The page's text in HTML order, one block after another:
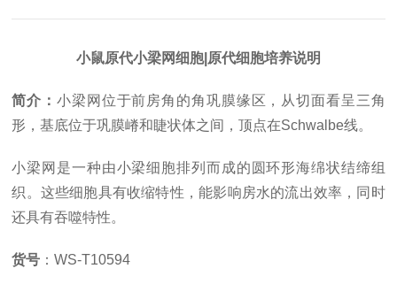
小鼠原代小梁网细胞|原代细胞培养说明
简介：小梁网位于前房角的角巩膜缘区，从切面看呈三角
形，基底位于巩膜嵴和睫状体之间，顶点在Schwalbe线。
小梁网是一种由小梁细胞排列而成的圆环形海绵状结缔组
织。这些细胞具有收缩特性，能影响房水的流出效率，同时
还具有吞噬特性。
货号 ：WS-T10594